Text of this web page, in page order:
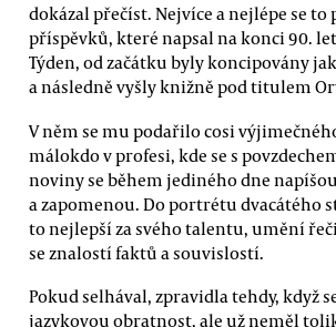
dokázal přečíst. Nejvíce a nejlépe se
příspěvků, které napsal na konci 90.
Týden, od začátku byly koncipovány
a následně vyšly knižně pod titulem
V něm se mu podařilo cosi
málokdo v profesi, kde se s
noviny se během jediného dne
a zapomenou. Do portrétu dvacátého
to nejlepší za svého talentu, umění
se znalostí faktů a souvislostí.
Pokud selhával, zpravidla tehdy, když
jazykovou obratnost, ale už neměl